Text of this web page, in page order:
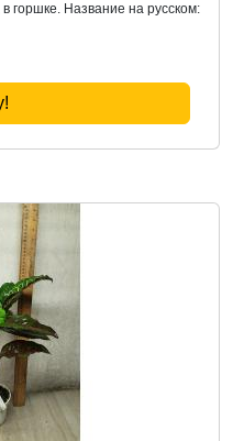
горшке. Название на русском: